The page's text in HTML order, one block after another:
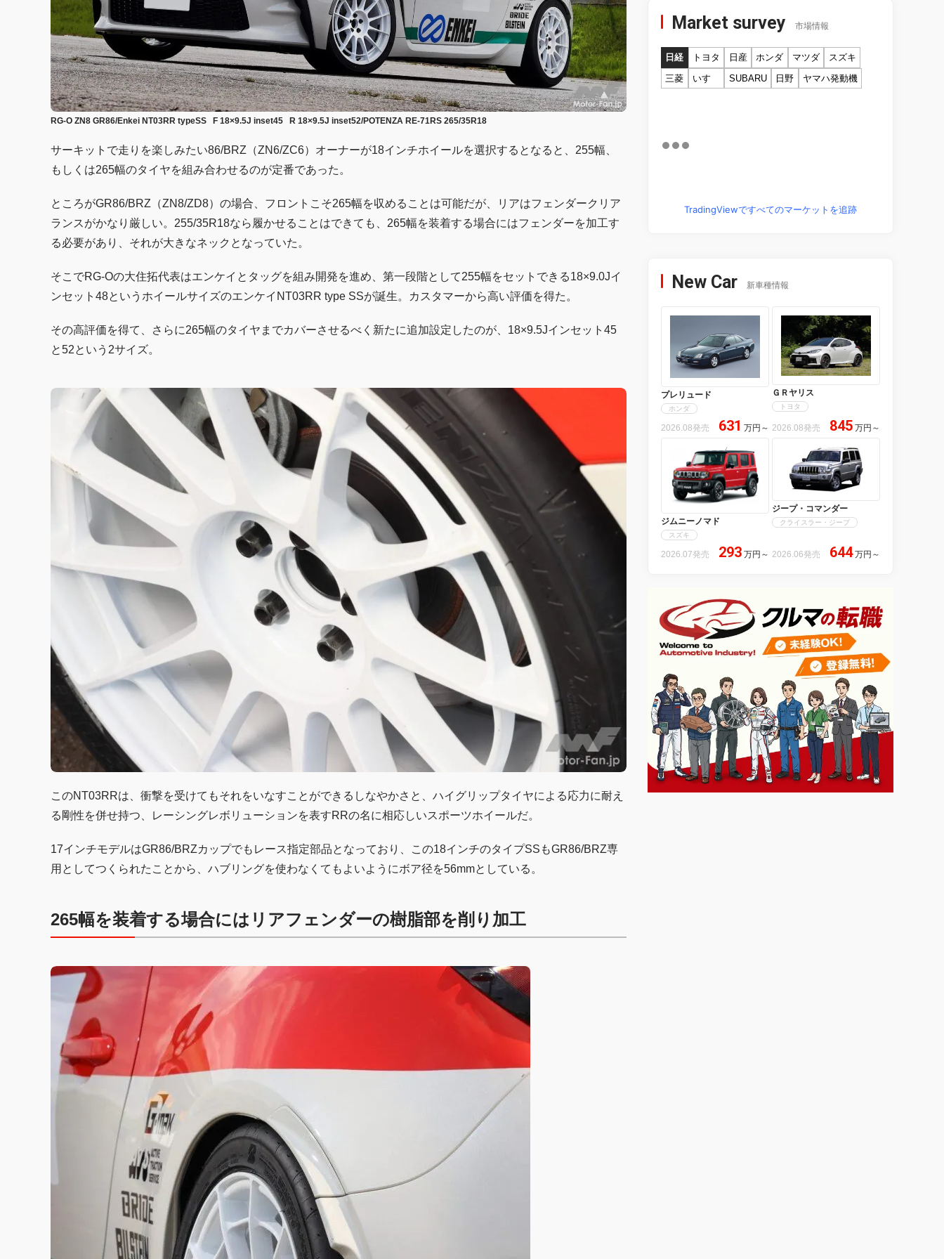
RG-O ZN8 GR86/Enkei NT03RR typeSS F 18×9.5J inset45 R 18×9.5J inset52/POTENZA RE-71RS 265/35R18
サーキットで走りを楽しみたい86/BRZ（ZN6/ZC6）オーナーが18インチホイールを選択するとなると、255幅、
もしくは265幅のタイヤを組み合わせるのが定番であった。
ところがGR86/BRZ（ZN8/ZD8）の場合、フロントこそ265幅を収めることは可能だが、リアはフェンダークリア
ランスがかなり厳しい。255/35R18なら履かせることはできても、265幅を装着する場合にはフェンダーを加工す
る必要があり、それが大きなネックとなっていた。
そこでRG-Oの大住拓代表はエンケイとタッグを組み開発を進め、第一段階として255幅をセットできる18×9.0Jイ
ンセット48というホイールサイズのエンケイNT03RR type SSが誕生。カスタマーから高い評価を得た。
その高評価を得て、さらに265幅のタイヤまでカバーさせるべく新たに追加設定したのが、18×9.5Jインセット45
と52という2サイズ。
このNT03RRは、衝撃を受けてもそれをいなすことができるしなやかさと、ハイグリップタイヤによる応力に耐え
る剛性を併せ持つ、レーシングレボリューションを表すRRの名に相応しいスポーツホイールだ。
17インチモデルはGR86/BRZカップでもレース指定部品となっており、この18インチのタイプSSもGR86/BRZ専
用としてつくられたことから、ハブリングを使わなくてもよいようにボア径を56mmとしている。
265幅を装着する場合にはリアフェンダーの樹脂部を削り加工
Market survey 市場情報
日経 トヨタ 日産 ホンダ マツダ
スズキ
三菱
いすゞ SUBARU 日野 ヤマハ発動機
TradingViewですべてのマーケットを追跡
New Car 新車種情報
プレリュード
ホンダ
2026.08発売 631 万円 ～
ＧＲヤリス
トヨタ
2026.08発売 845 万円 ～
ジムニーノマド
スズキ
2026.07発売 293 万円 ～
ジープ・コマンダー
クライスラー・ジープ
2026.06発売 644万円 ～